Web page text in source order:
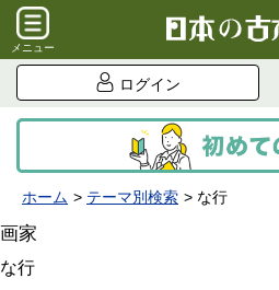
メニュー
ログイン
ホーム テーマ別検索 な行
画家
な行